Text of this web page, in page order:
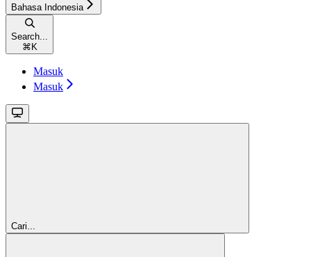
Bahasa Indonesia
Search...
⌘ K
Masuk
Masuk
Cari...